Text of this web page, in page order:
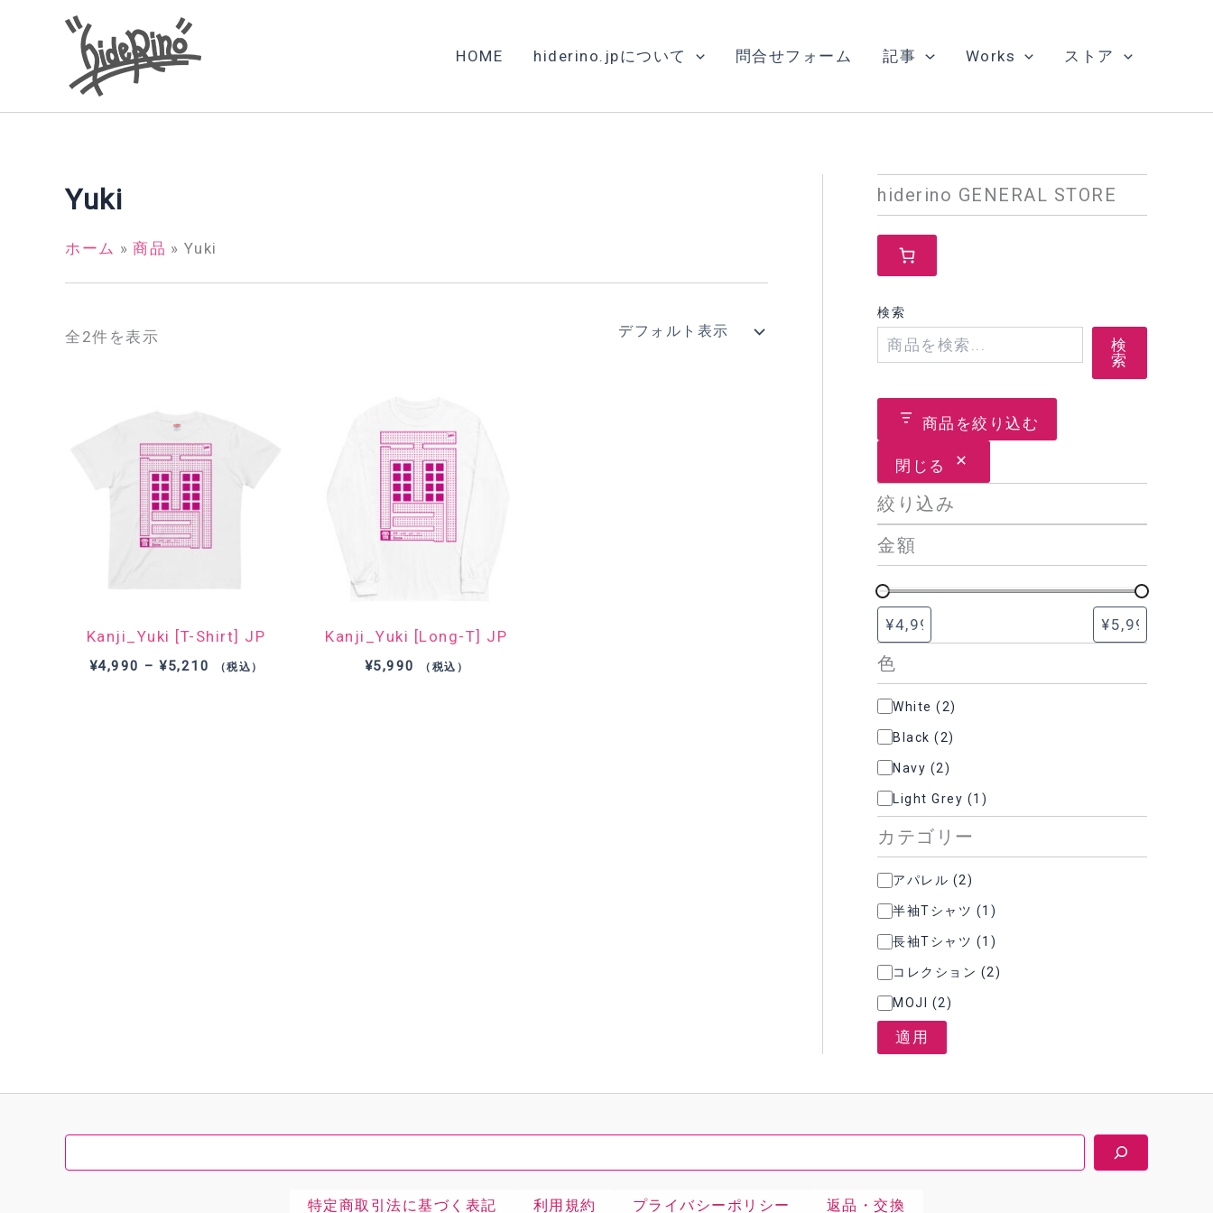
HOME hiderino.jpについて 問合せフォーム 記事 Works ストア
Yuki
ホーム 商品 Yuki
全2件を表示
Kanji_Yuki [T-Shirt] JP
¥4,990 –¥5,210 価（税込）
Kanji_Yuki [Long-T] JP
¥5,990 （税込）
hiderino GENERAL STORE
検索
検
索
商品を絞り込む
閉じる
絞り込み
金額
色
色White (2)
Black (2)
Navy (2)
Light Grey (1 )
カテゴリー
カ
ー
アパレル (2)
半袖Tシャツ (1 )
長袖Tシャツ (1 )
コレクション (2)
MOJI (2)
適用
特定商取引法に基づく表記 利用規約 プライバシーポリシー 返品・交換